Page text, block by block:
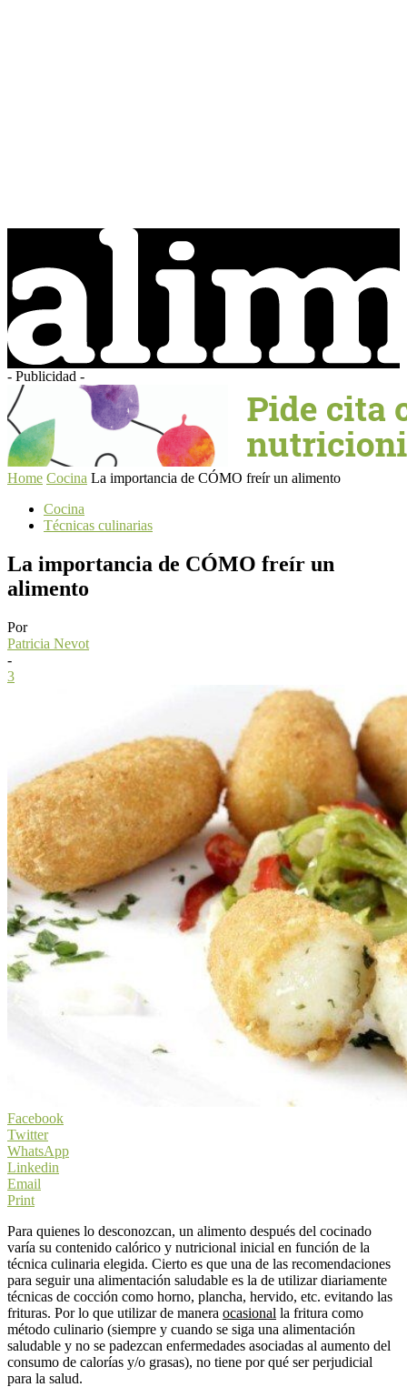
- Publicidad -
Home Cocina La importancia de CÓMO freír un alimento
Cocina
Técnicas culinarias
La importancia de CÓMO freír un
alimento
Por
Patricia Nevot
-
3
Facebook
Twitter
WhatsApp
Linkedin
Email
Print
Para quienes lo desconozcan, un alimento después del cocinado
varía su contenido calórico y nutricional inicial en función de la
técnica culinaria elegida. Cierto es que una de las recomendaciones
para seguir una alimentación saludable es la de utilizar diariamente
técnicas de cocción como horno, plancha, hervido, etc. evitando las
frituras. Por lo que utilizar de manera ocasional la fritura como
método culinario (siempre y cuando se siga una alimentación
saludable y no se padezcan enfermedades asociadas al aumento del
consumo de calorías y/o grasas), no tiene por qué ser perjudicial
para la salud.